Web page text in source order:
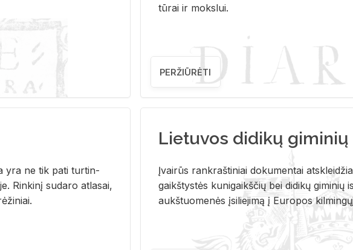
tū­rai ir moks­lui.
PERŽIŪRĖTI
yra ne tik pati tur­tin­
Rin­ki­nį su­da­ro at­la­sai,
Lietuvos didikų
Įvai­rūs rank­raš­ti­niai do­ku­men­tai
gaikš­tys­tės ku­ni­gaikš­čių bei di­di­kų gi­mi­nių
aukš­tuo­me­nės įsi­lie­ji­mą į Eu­ro­pos